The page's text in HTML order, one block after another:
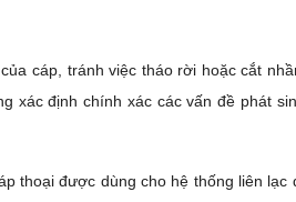
cáp, tránh việc tháo rời hoặc cắt
xác định chính xác các vấn đề phát
thoại được dùng cho hệ thống liên lạc